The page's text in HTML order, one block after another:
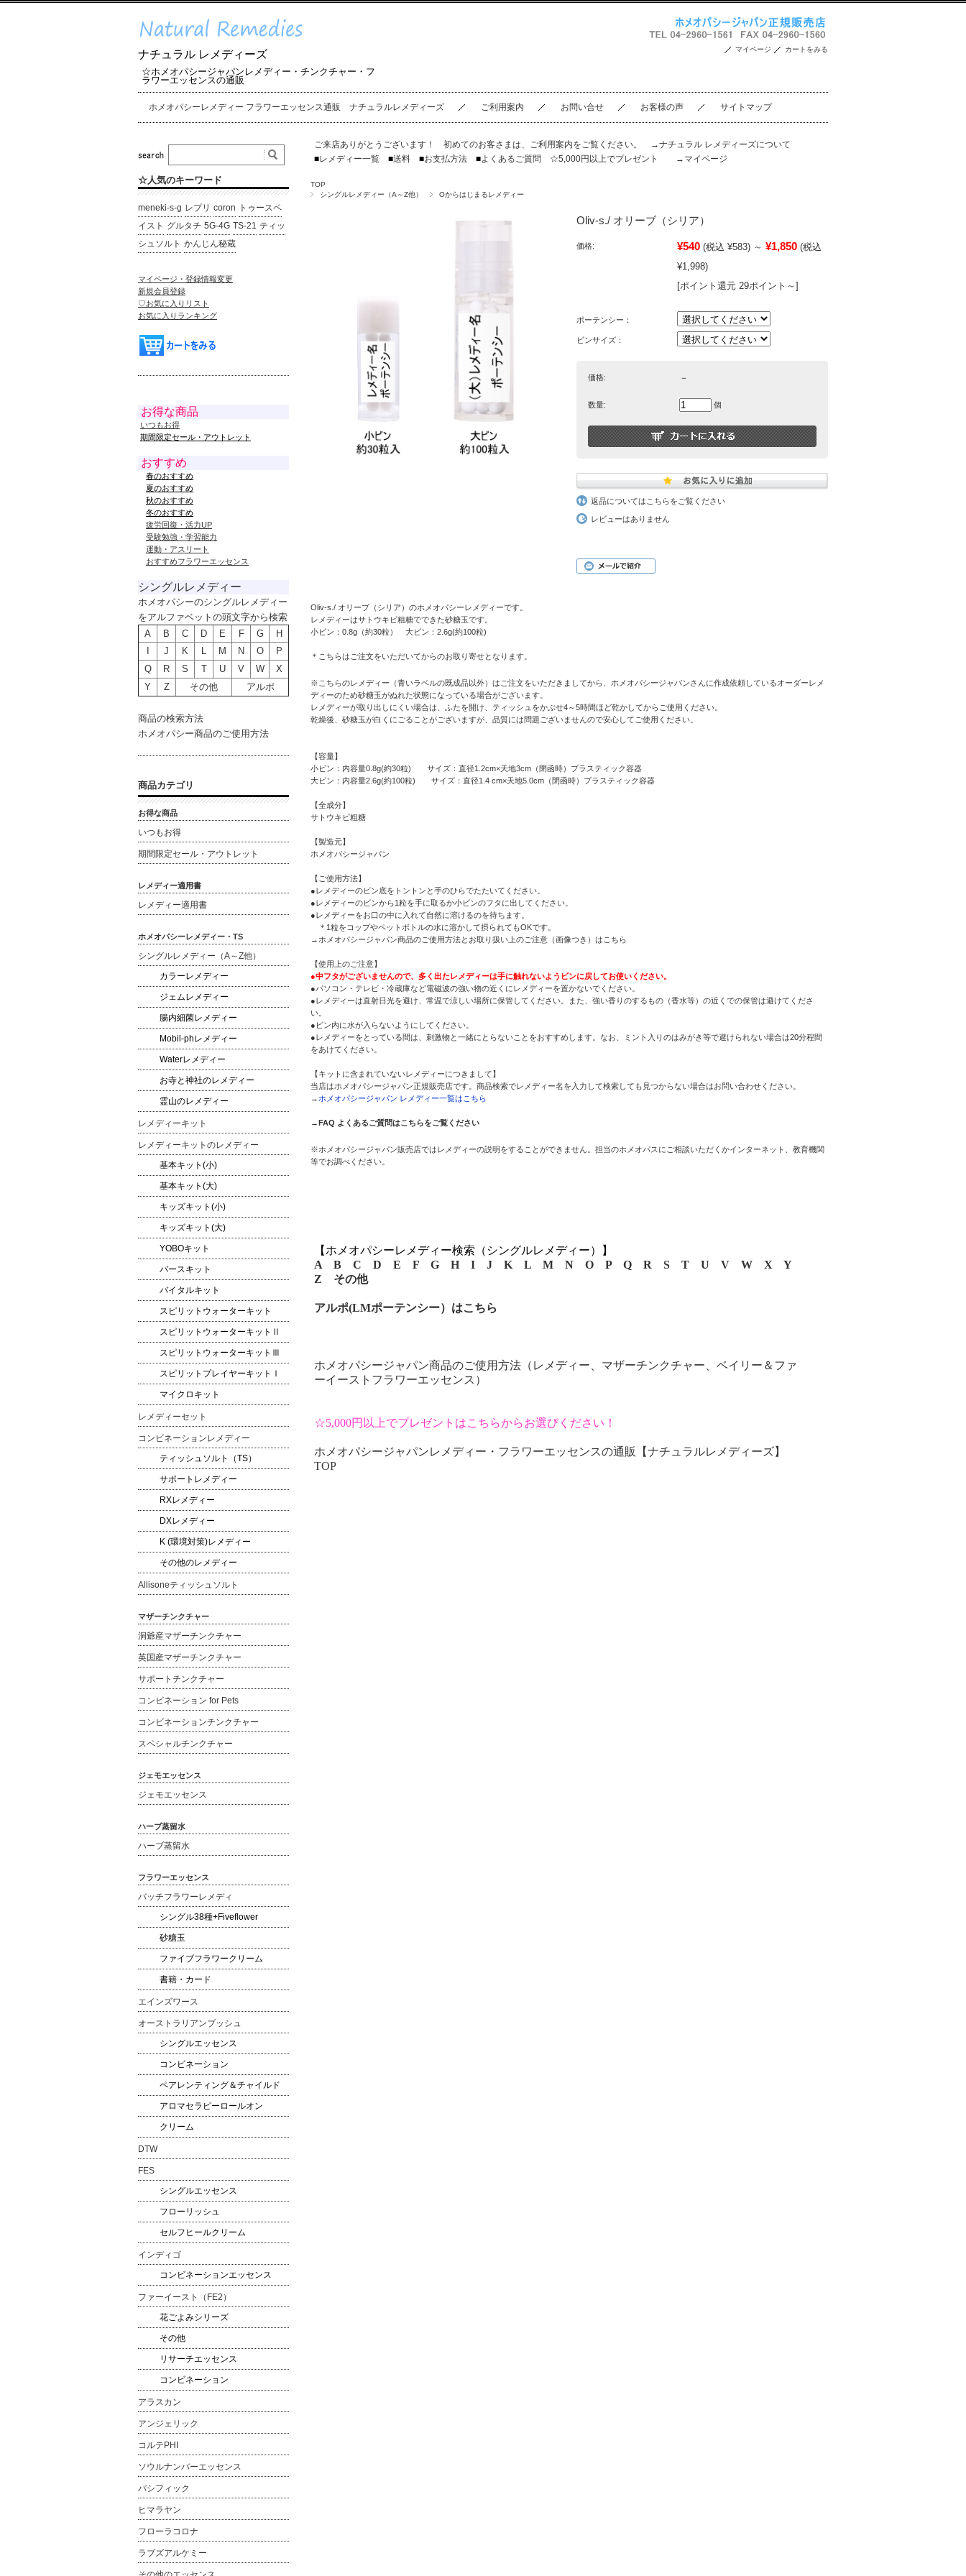
ナチュラル レメディーズ
☆ホメオパシージャパンレメディー・チンクチャー・フ
ラワーエッセンスの通販
マイページ カートをみる
ホメオパシーレメディー フラワーエッセンス通販 ナチュラルレメディーズ ご利用案内 お問い合せ お客様の声 サイトマップ
ご来店ありがとうございます！ 初めてのお客さまは、 ご利用案内をご覧ください。
→ナチュラル レメディーズについて
■レメディー一覧 ■送料 ■お支払方法 ■よくあるご質問 ☆5,000円以上でプレゼント →マイページ
TOP
シングルレメディー（A～Z他）
Oからはじまるレメディー
Oliv-s./ オリーブ（シリア）
価格: ¥540 (税込 ¥583) ～ ¥1,850 (税込
¥1,998)
[ポイント還元 29ポイント～]
ポーテンシー：
ビンサイズ：
価格: －
数量: 個
返品についてはこちらをご覧ください
レビューはありません
Oliv-s./ オリーブ（シリア）のホメオパシーレメディーです。
レメディーはサトウキビ粗糖でできた砂糖玉です。
小ビン：0.8g（約30粒） 大ビン：2.6g(約100粒)
＊こちらはご注文をいただいてからのお取り寄せとなります。
※こちらのレメディー（青いラベルの既成品以外）はご注文をいただきましてから、ホメオパシージャパンさんに作成依頼しているオーダーレメ
ディーのため砂糖玉がぬれた状態になっている場合がございます。
レメディーが取り出しにくい場合は、ふたを開け、ティッシュをかぶせ4～5時間ほど乾かしてからご使用ください。
乾燥後、砂糖玉が白くにごることがございますが、品質には問題ございませんので安心してご使用ください。
【容量】
小ビン：内容量0.8g(約30粒) サイズ：直径1.2cm×天地3cm（閉函時）プラスティック容器
大ビン：内容量2.6g(約100粒) サイズ：直径1.4 cm×天地5.0cm（閉函時）プラスティック容器
【全成分】
サトウキビ粗糖
【製造元】
ホメオパシージャパン
【ご使用方法】
●レメディーのビン底をトントンと手のひらでたたいてください。
●レメディーのビンから1粒を手に取るか小ビンのフタに出してください。
●レメディーをお口の中に入れて自然に溶けるのを待ちます。
＊1粒をコップやペットボトルの水に溶かして摂られてもOKです。
→ホメオパシージャパン商品のご使用方法とお取り扱い上のご注意（画像つき）はこちら
【使用上のご注意】
●中フタがございませんので、多く出たレメディーは手に触れないようビンに戻してお使いください。
●パソコン・テレビ・冷蔵庫など電磁波の強い物の近くにレメディーを置かないでください。
●レメディーは直射日光を避け、常温で涼しい場所に保管してください。また、強い香りのするもの（香水等）の近くでの保管は避けてくださ
い。
●ビン内に水が入らないようにしてください。
●レメディーをとっている間は、刺激物と一緒にとらないことをおすすめします。なお、ミント入りのはみがき等で避けられない場合は20分程間
をあけてください。
【キットに含まれていないレメディーにつきまして】
当店はホメオパシージャパン正規販売店です。商品検索でレメディー名を入力して検索しても見つからない場合はお問い合わせください。
→ ホメオパシージャパン レメディー一覧はこちら
→FAQ よくあるご質問はこちらをご覧ください
※ホメオパシージャパン販売店ではレメディーの説明をすることができません。担当のホメオパスにご相談いただくかインターネット、教育機関
等でお調べください。
【ホメオパシーレメディー検索（シングルレメディー）】
A
B C D E F G H I J K L M N O P Q R S T U V W X
Y
Z
その他
アルポ(LMポーテンシー）はこちら
ホメオパシージャパン商品のご使用方法（レメディー、マザーチンクチャー、ベイリー＆ファ
ーイーストフラワーエッセンス）
☆5,000円以上でプレゼントはこちらからお選びください！
ホメオパシージャパンレメディー・フラワーエッセンスの通販【ナチュラルレメディーズ】
TOP
☆人気のキーワード
meneki-s-g レプリ coron
トゥースペ
イスト グルタチ 5G-4G TS-21 ティッ
シュソルト かんじん秘蔵
マイページ・登録情報変更
新規会員登録
♡お気に入りリスト
お気に入りランキング
お得な商品
いつもお得
期間限定セール・アウトレット
おすすめ
春のおすすめ
夏のおすすめ
秋のおすすめ
冬のおすすめ
疲労回復・活力UP
受験勉強・学習能力
運動・アスリート
おすすめフラワーエッセンス
シングルレメディー
ホメオパシーのシングルレメディー
をアルファベットの頭文字から検索
A
B C D E F G
H
J K L M N O
P
Q
R S T U V W
X
Y
Z その他 アルポ
商品の検索方法
ホメオパシー商品のご使用方法
商品カテゴリ
お得な商品
いつもお得
期間限定セール・アウトレット
レメディー適用書
レメディー適用書
ホメオパシーレメディー・TS
シングルレメディー（A～Z他）
カラーレメディー
ジェムレメディー
腸内細菌レメディー
Mobil-phレメディー
Waterレメディー
お寺と神社のレメディー
霊山のレメディー
レメディーキット
レメディーキットのレメディー
基本キット(小)
基本キット(大)
キッズキット(小)
キッズキット(大)
YOBOキット
バースキット
バイタルキット
スピリットウォーターキット
スピリットウォーターキットⅡ
スピリットウォーターキットⅢ
スピリットプレイヤーキットⅠ
マイクロキット
レメディーセット
コンビネーションレメディー
ティッシュソルト（TS）
サポートレメディー
RXレメディー
DXレメディー
K (環境対策)レメディー
その他のレメディー
Allisoneティッシュソルト
マザーチンクチャー
洞爺産マザーチンクチャー
英国産マザーチンクチャー
サポートチンクチャー
コンビネーション for Pets
コンビネーションチンクチャー
スペシャルチンクチャー
ジェモエッセンス
ジェモエッセンス
ハーブ蒸留水
ハーブ蒸留水
フラワーエッセンス
バッチフラワーレメディ
シングル38種+Fiveflower
砂糖玉
ファイブフラワークリーム
書籍・カード
エインズワース
オーストラリアンブッシュ
シングルエッセンス
コンビネーション
ペアレンティング＆チャイルド
アロマセラピーロールオン
クリーム
DTW
FES
シングルエッセンス
フローリッシュ
セルフヒールクリーム
インディゴ
コンビネーションエッセンス
ファーイースト（FE2）
花ごよみシリーズ
その他
リサーチエッセンス
コンビネーション
アラスカン
アンジェリック
コルテPHI
ソウルナンバーエッセンス
パシフィック
ヒマラヤン
フローラコロナ
ラブズアルケミー